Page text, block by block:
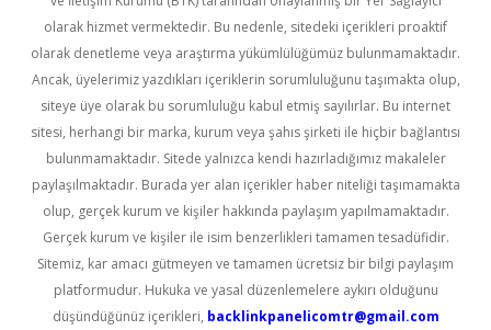
olarak hizmet vermektedir. Bu nedenle, sitedeki içerikleri proaktif
olarak denetleme veya araştırma yükümlülüğümüz bulunmamaktadır.
Ancak, üyelerimiz yazdıkları içeriklerin sorumluluğunu taşımakta olup,
siteye üye olarak bu sorumluluğu kabul etmiş sayılırlar. Bu internet
sitesi, herhangi bir marka, kurum veya şahıs şirketi ile hiçbir bağlantısı
bulunmamaktadır. Sitede yalnızca kendi hazırladığımız makaleler
paylaşılmaktadır. Burada yer alan içerikler haber niteliği taşımamakta
olup, gerçek kurum ve kişiler hakkında paylaşım yapılmamaktadır.
Gerçek kurum ve kişiler ile isim benzerlikleri tamamen tesadüfidir.
Sitemiz, kar amacı gütmeyen ve tamamen ücretsiz bir bilgi paylaşım
platformudur. Hukuka ve yasal düzenlemelere aykırı olduğunu
düşündüğünüz içerikleri, backlinkpanelicomtr@gmail.com